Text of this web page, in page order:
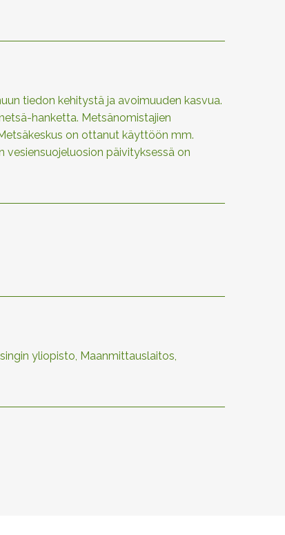
tiedon kehitystä ja avoimuuden kasvua.
hanketta. Metsänomistajien
on ottanut käyttöön mm.
päivityksessä on
yliopisto, Maanmittauslaitos,